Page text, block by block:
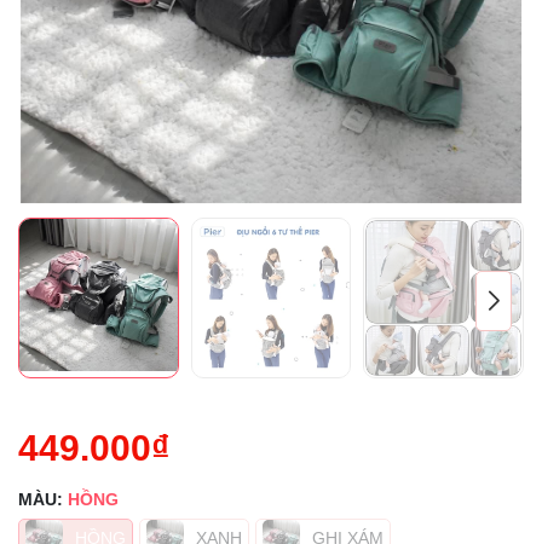
449.000₫
MÀU: HỒNG
HỒNG
XANH GHI XÁM
Mã giảm giá:
Ngày hết hạn:
Điều kiện: